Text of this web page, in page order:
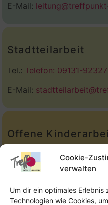
Cookie-
verwalten
Um dir ein optimales
Technologien wie Cookies,
E-Mail:
Stadtteilarbeit
Tel.: Telefon: 09131-
E-Mail:
Offene
Tel.:Telefon: 09131-
E-Mail:oka@treffpunkt-